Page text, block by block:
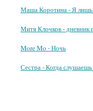
Маша Коротина - Я лишь
Митя Клочков - дневник
More Mo - Ночь
Сестра - Когда